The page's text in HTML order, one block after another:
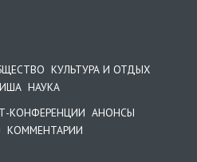
КУЛЬТУРА И ОТДЫХ
НАУКА
КОНФЕРЕНЦИИ АНОНСЫ
КОММЕНТАРИИ